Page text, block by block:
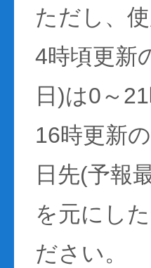
ただし、
4時頃更新
日)は0～
16時更新
日先(予報
を元にし
ださい。